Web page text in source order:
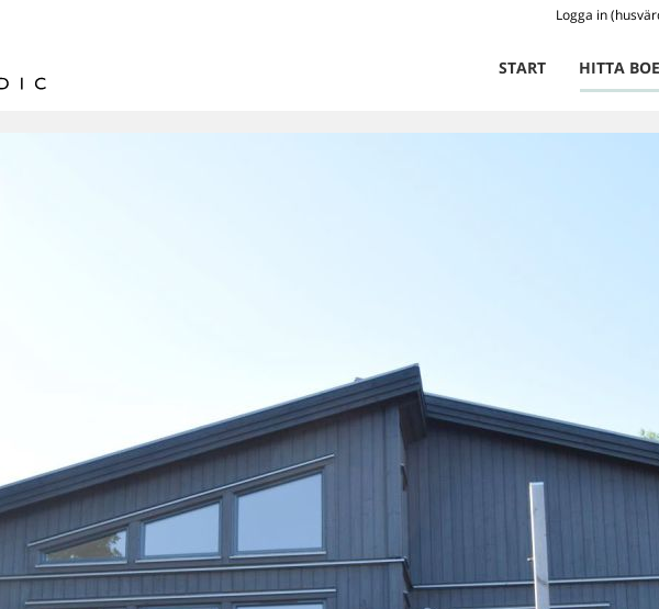
Logga in
START HITTA